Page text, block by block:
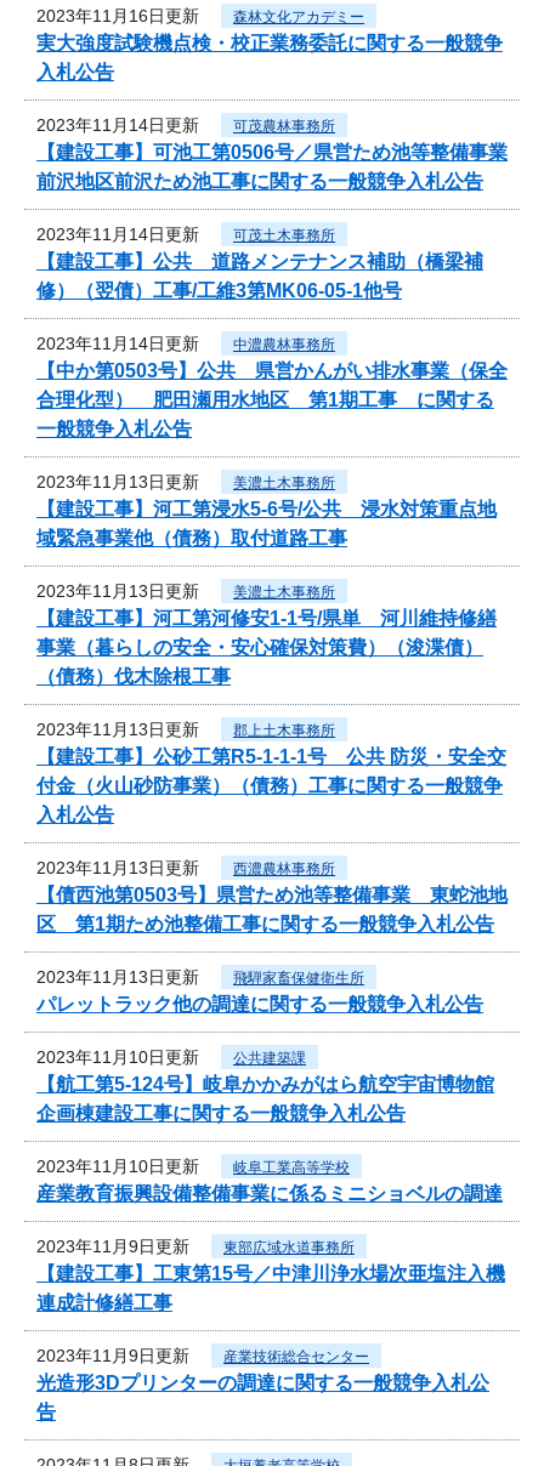
2023年11月16日更新 森林文化アカデミー
実大強度試験機点検・校正業務委託に関する一般競争
入札公告
2023年11月14日更新 可茂農林事務所
【建設工事】可池工第0506号／県営ため池等整備事業
前沢地区前沢ため池工事に関する一般競争入札公告
2023年11月14日更新 可茂土木事務所
【建設工事】公共 道路メンテナンス補助（橋梁補
修）（翌債）工事/工維3第MK06-05-1他号
2023年11月14日更新 中濃農林事務所
【中か第0503号】公共 県営かんがい排水事業（保全
合理化型） 肥田瀬用水地区 第1期工事 に関する
一般競争入札公告
2023年11月13日更新 美濃土木事務所
【建設工事】河工第浸水5-6号/公共 浸水対策重点地
域緊急事業他（債務）取付道路工事
2023年11月13日更新 美濃土木事務所
【建設工事】河工第河修安1-1号/県単 河川維持修繕
事業（暮らしの安全・安心確保対策費）（浚渫債）
（債務）伐木除根工事
2023年11月13日更新 郡上土木事務所
【建設工事】公砂工第R5-1-1-1号 公共 防災・安全交
付金（火山砂防事業）（債務）工事に関する一般競争
入札公告
2023年11月13日更新 西濃農林事務所
【債西池第0503号】県営ため池等整備事業 東蛇池地
区 第1期ため池整備工事に関する一般競争入札公告
2023年11月13日更新 飛騨家畜保健衛生所
パレットラック他の調達に関する一般競争入札公告
2023年11月10日更新 公共建築課
【航工第5-124号】岐阜かかみがはら航空宇宙博物館
企画棟建設工事に関する一般競争入札公告
2023年11月10日更新 岐阜工業高等学校
産業教育振興設備整備事業に係るミニショベルの調達
2023年11月9日更新 東部広域水道事務所
【建設工事】工東第15号／中津川浄水場次亜塩注入機
連成計修繕工事
2023年11月9日更新 産業技術総合センター
光造形3Dプリンターの調達に関する一般競争入札公
告